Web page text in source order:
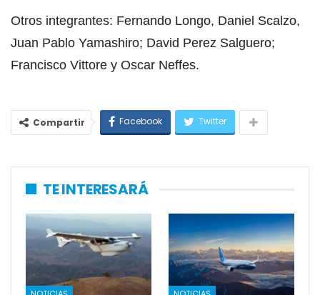
Otros integrantes: Fernando Longo, Daniel Scalzo,
Juan Pablo Yamashiro; David Perez Salguero;
Francisco Vittore y Oscar Neffes.
Compartir Facebook Twitter
TE INTERESARÁ